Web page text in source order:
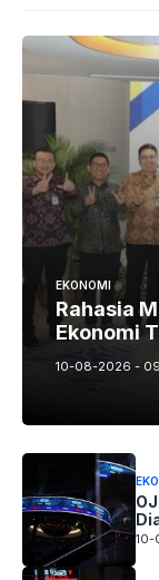
EKONOMI
Rahasia
Ekonomi
10-08-2026 -